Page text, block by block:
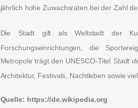
jährlich hohe Zuwachsraten bei der Zahl
Die Stadt gilt als Weltstadt der
Forschungseinrichtungen, die
Metropole trägt den UNESCO-Titel Stadt
Architektur, Festivals, Nachtleben sowie
Quelle: https://de.wikipedia.org